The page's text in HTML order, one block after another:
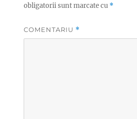
obligatorii sunt marcate cu *
COMENTARIU *